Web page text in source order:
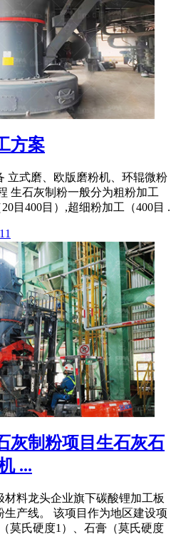
方案
立式磨、欧版磨粉机、环辊微粉
生石灰制粉一般分为粗粉加工
20目400目）,超细粉加工（400目 .
灰制粉项目生石灰石
...
料龙头企业旗下碳酸锂加工板
生产线。 该项目作为地区建设项
莫氏硬度1）、石膏（莫氏硬度